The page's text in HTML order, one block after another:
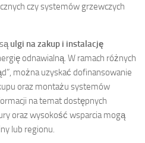
czy systemów grzewczych
ulgi na zakup i instalację
odnawialną. W ramach różnych
można uzyskać dofinansowanie
oraz montażu systemów
na temat dostępnych
oraz wysokość wsparcia mogą
lub regionu.